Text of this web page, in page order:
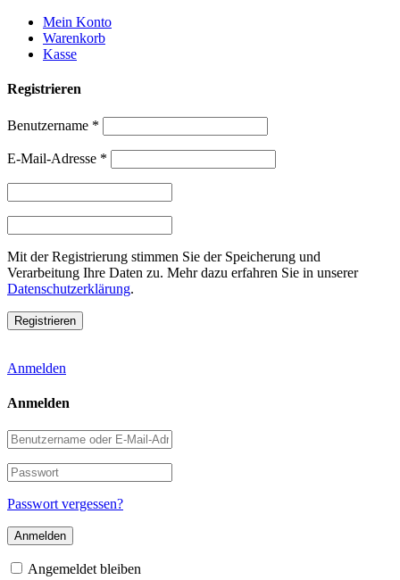
Weiter
zum
Inhalt
Mein Konto
Warenkorb
Kasse
Registrieren
Benutzername *
E-Mail-Adresse *
Mit der Registrierung stimmen Sie der Speicherung und
Verarbeitung Ihre Daten zu. Mehr dazu erfahren Sie in unserer
Datenschutzerklärung.
Anmelden
Anmelden
Benutzername
oder
E-
Mail-
Adresse
Passwort
Passwort vergessen?
Angemeldet bleiben